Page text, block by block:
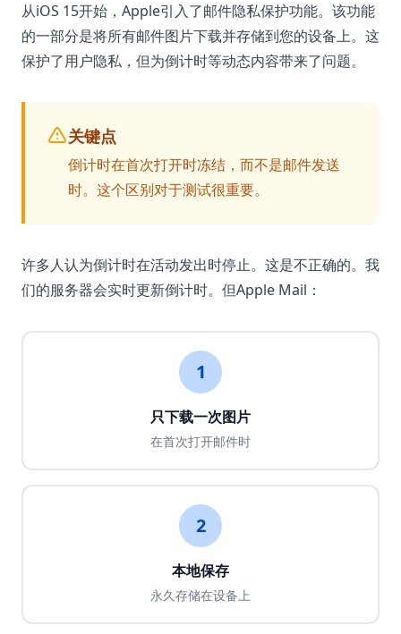
从iOS 15开始，Apple引入了邮件隐私保护功能。该功能
的一部分是将所有邮件图片下载并存储到您的设备上。这
保护了用户隐私，但为倒计时等动态内容带来了问题。
关键点
倒计时在首次打开时冻结，而不是邮件发送
时。这个区别对于测试很重要。
许多人认为倒计时在活动发出时停止。这是不正确的。我
们的服务器会实时更新倒计时。但Apple Mail：
1
只下载一次图片
在首次打开邮件时
2
本地保存
永久存储在设备上